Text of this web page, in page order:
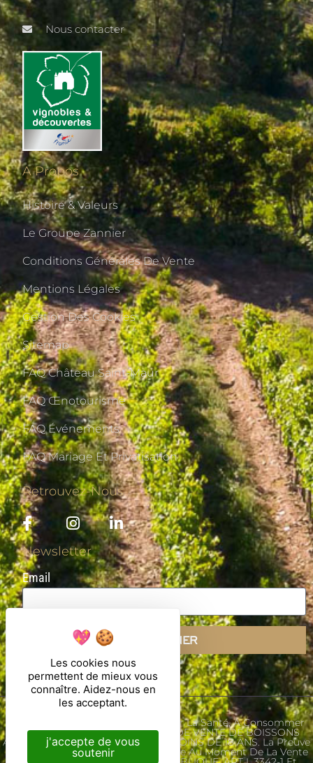
Nous contacter
A Propos
Histoire & Valeurs
Le Groupe Zannier
Conditions Générales De Vente
Mentions Légales
Gestion Des Cookies
Sitemap
FAQ Château Saint-Maur
FAQ Œnotourisme
FAQ Événements
FAQ Mariage Et Privatisation
Retrouvez-Nous
Newsletter
Email
S'ABONNER
L'abus D'alcool Est Dangereux Pour La Santé, À Consommer
Avec Modération. INTERDICTION DE VENTE DE BOISSONS
ALCOOLIQUES AUX MINEURS DE MOINS DE 18 ANS. La Preuve
De Majorité De L'acheteur Est Exigée Au Moment De La Vente
Les cookies nous
permettent de mieux vous
connaître. Aidez-nous en
les acceptant.
j'accepte de vous
soutenir